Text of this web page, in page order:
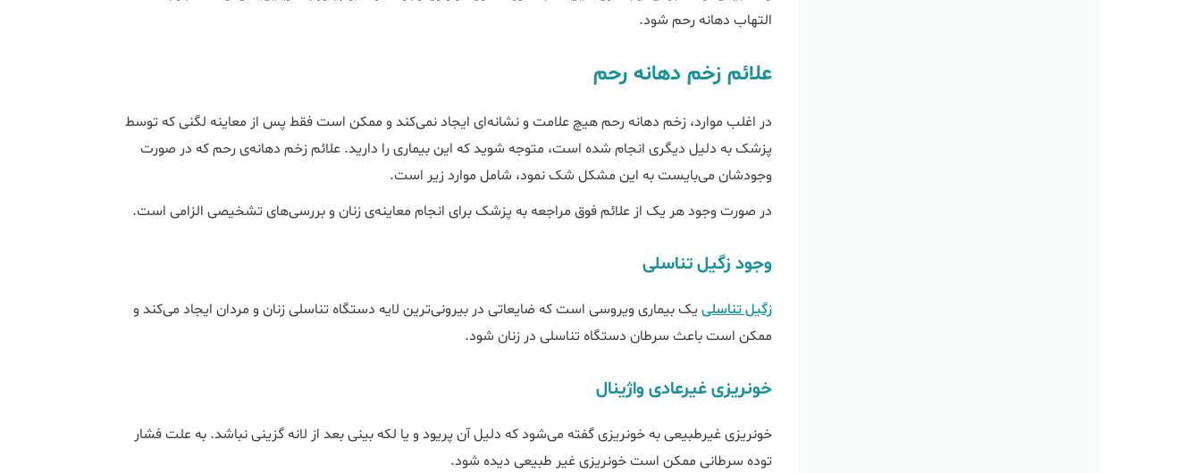
التهاب دهانه رحم شود.
علائم زخم دهانه رحم
در اغلب موارد، زخم دهانه رحم هیچ علامت و نشانهای ایجاد نمیکند و ممکن است فقط پس از معاینه لگنی که توسط
پزشک به دلیل دیگری انجام شده است، متوجه شوید که این بیماری را دارید. علائم زخم دهانه‌ی رحم که در صورت
وجودشان می‌بایست به این مشکل شک نمود، شامل موارد زیر است.
در صورت وجود هر یک از علائم فوق مراجعه به پزشک برای انجام معاینه‌ی زنان و بررسی‌های تشخیصی الزامی است.
وجود زگیل تناسلی
زگیل تناسلییک بیماری‌ ویروسی است که ضایعاتی در بیرونی‌ترین لایه دستگاه تناسلی زنان و مردان ایجاد میکند و
ممکن است باعث سرطان دستگاه تناسلی در زنان شود.
خونریزی غیرعادی واژینال
خونریزی غیرطبیعی به خونریزی گفته می‌شود که دلیل آن پریود و یا لکه بینی بعد از لانه گزینی نباشد. به علت فشار
توده سرطانی ممکن است خونریزی غیر طبیعی دیده شود.